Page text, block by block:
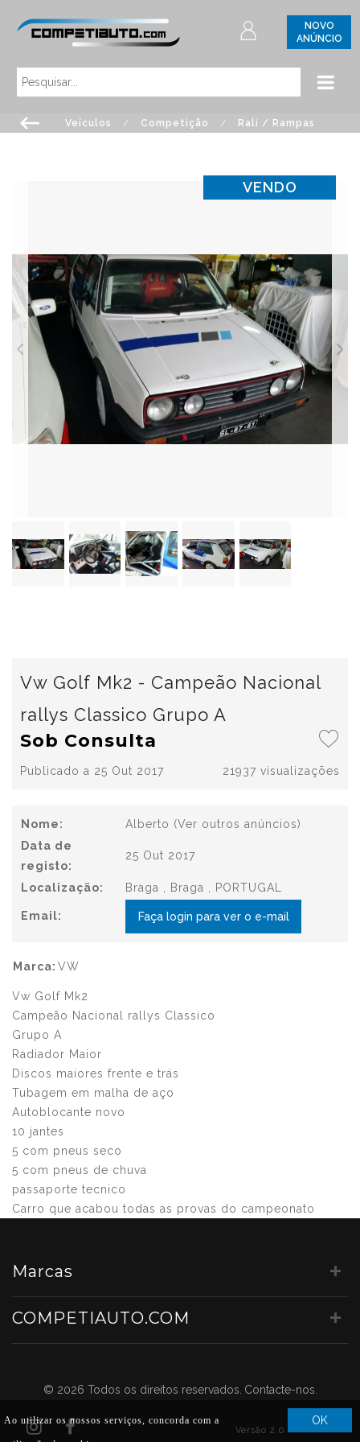
Ao utilizar os nossos serviços, concorda com a
NOVO
ANÚNCIO
Veículos / Competição / Rali / Rampas
VENDO
Vw Golf Mk2 - Campeão Nacional
rallys Classico Grupo A
Sob Consulta
Publicado a 25 Out 2017 21937 visualizações
Nome: Alberto (Ver outros anúncios)
Data de
registo:
25 Out 2017
Localização: Braga , Braga , PORTUGAL
Email: Faça login para ver o e-mail
Marca: VW
Vw Golf Mk2
Campeão Nacional rallys Classico
Grupo A
Radiador Maior
Discos maiores frente e trás
Tubagem em malha de aço
Autoblocante novo
10 jantes
5 com pneus seco
5 com pneus de chuva
passaporte tecnico
Carro que acabou todas as provas do campeonato
Marcas
COMPETIAUTO.COM
© 2026 Todos os direitos reservados. Contacte-nos.
Versão 2.0